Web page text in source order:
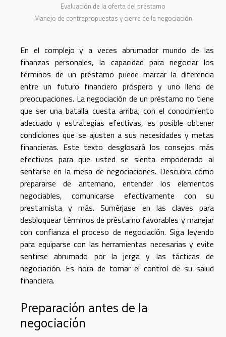
Evaluación de la oferta del préstamo
Manejo de contrapropuestas y cierre de la negociación
En el complejo y a veces abrumador mundo de las
finanzas personales, la capacidad para negociar los
términos de un préstamo puede marcar la diferencia
entre un futuro financiero próspero y uno lleno de
preocupaciones. La negociación de un préstamo no tiene
que ser una batalla cuesta arriba; con el conocimiento
adecuado y estrategias efectivas, es posible obtener
condiciones que se ajusten a sus necesidades y metas
financieras. Este texto desglosará los consejos más
efectivos para que usted se sienta empoderado al
sentarse en la mesa de negociaciones. Descubra cómo
prepararse de antemano, entender los elementos
negociables, comunicarse efectivamente con su
prestamista y más. Sumérjase en las claves para
desbloquear términos de préstamo favorables y manejar
con confianza el proceso de negociación. Siga leyendo
para equiparse con las herramientas necesarias y evite
sentirse abrumado por la jerga y las tácticas de
negociación. Es hora de tomar el control de su salud
financiera.
Preparación antes de la
negociación